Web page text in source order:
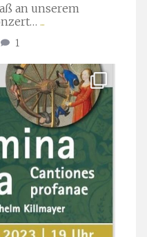
an unserem
...
1